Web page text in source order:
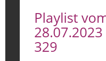
Playlist
329